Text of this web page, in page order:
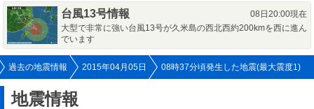
台風13号情報
08日20:00現在
大型で非常に強い台風13号が久米島の西北西約200kmを西に進ん
でいます
過去の地震情報 2015年04月05日 08時37分頃発生した地震(最大震度1)
地震情報